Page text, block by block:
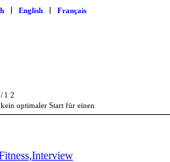
English Français
1 2
/
optimaler Start für einen
,Interview